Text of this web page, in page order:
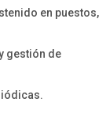
en puestos,
gestión de